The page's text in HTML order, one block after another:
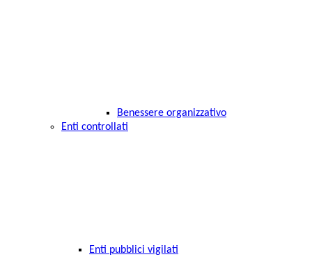
Benessere organizzativo
Enti controllati
Enti pubblici vigilati